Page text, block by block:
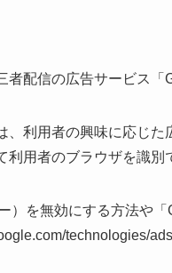
者配信の広告サービス「
、利用者の興味に応じ
利用者のブラウザを識別
）を無効にする方法や「
technologies/